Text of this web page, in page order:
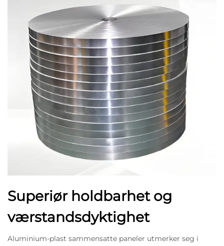
Superiør holdbarhet og
værstandsdyktighet
Aluminium-plast sammensatte paneler utmerker seg i